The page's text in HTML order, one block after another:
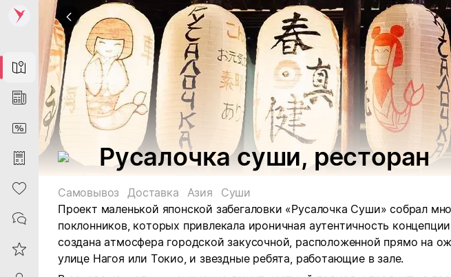
Map
News
DiscountCard
Purchases
Heart
Contacts
Reviews
Русалочка суши, ресторан
Самовывоз Доставка Азия
Суши
Проект маленькой японской забегаловки «Русалочка Суши» собрал
поклонников, которых привлекала ироничная аутентичность
создана атмосфера городской закусочной, расположенной прямо на
улице Нагоя или Токио, и звездные ребята, работающие в зале.